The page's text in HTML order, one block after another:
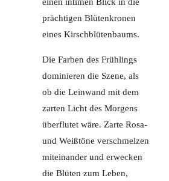
einen intimen Blick in die
prächtigen Blütenkronen
eines Kirschblütenbaums.
Die Farben des Frühlings
dominieren die Szene, als
ob die Leinwand mit dem
zarten Licht des Morgens
überflutet wäre. Zarte Rosa-
und Weißtöne verschmelzen
miteinander und erwecken
die Blüten zum Leben,